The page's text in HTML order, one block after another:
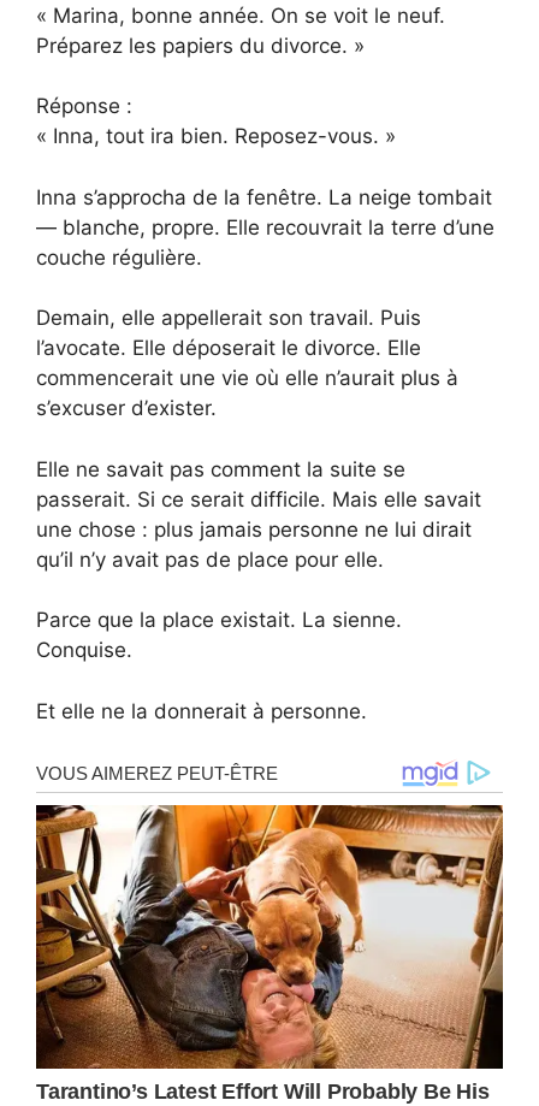
« Marina, bonne année. On se voit le neuf.
Préparez les papiers du divorce. »
Réponse :
« Inna, tout ira bien. Reposez-vous. »
Inna s’approcha de la fenêtre. La neige tombait
— blanche, propre. Elle recouvrait la terre d’une
couche régulière.
Demain, elle appellerait son travail. Puis
l’avocate. Elle déposerait le divorce. Elle
commencerait une vie où elle n’aurait plus à
s’excuser d’exister.
Elle ne savait pas comment la suite se
passerait. Si ce serait difficile. Mais elle savait
une chose : plus jamais personne ne lui dirait
qu’il n’y avait pas de place pour elle.
Parce que la place existait. La sienne.
Conquise.
Et elle ne la donnerait à personne.